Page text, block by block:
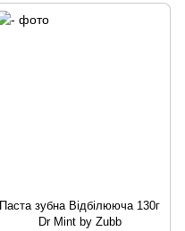
Паста зубна Відбілююча 130г
Dr Mint by Zubb